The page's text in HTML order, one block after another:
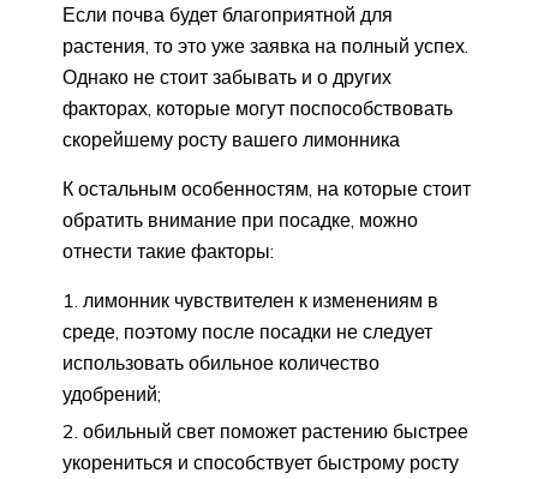
Если почва будет благоприятной для
растения, то это уже заявка на полный успех.
Однако не стоит забывать и о других
факторах, которые могут поспособствовать
скорейшему росту вашего лимонника
К остальным особенностям, на которые стоит
обратить внимание при посадке, можно
отнести такие факторы:
лимонник чувствителен к изменениям в
среде, поэтому после посадки не следует
использовать обильное количество
удобрений;
обильный свет поможет растению быстрее
укорениться и способствует быстрому росту